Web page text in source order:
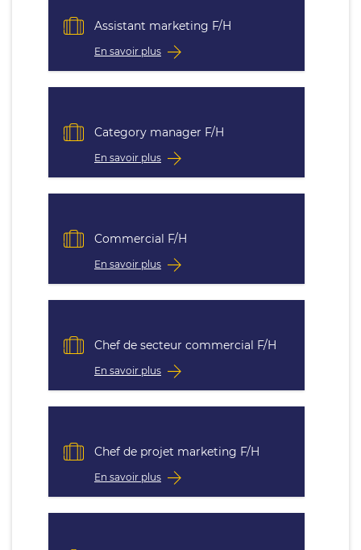
Assistant marketing F/H
En savoir plus
Category manager F/H
En savoir plus
Commercial F/H
En savoir plus
Chef de secteur commercial F/H
En savoir plus
Chef de projet marketing F/H
En savoir plus